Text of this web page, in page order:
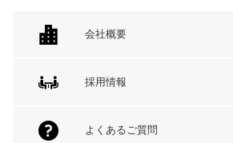
会社概要
採用情報
よくあるご質問